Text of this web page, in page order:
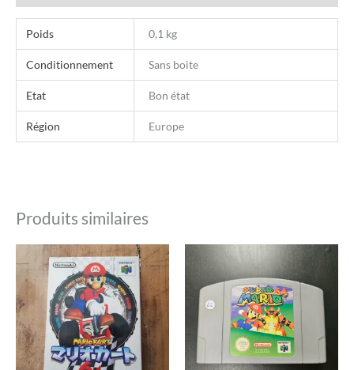
Poids 0,1 kg
Conditionnement Sans boite
Etat Bon état
Région Europe
Produits similaires